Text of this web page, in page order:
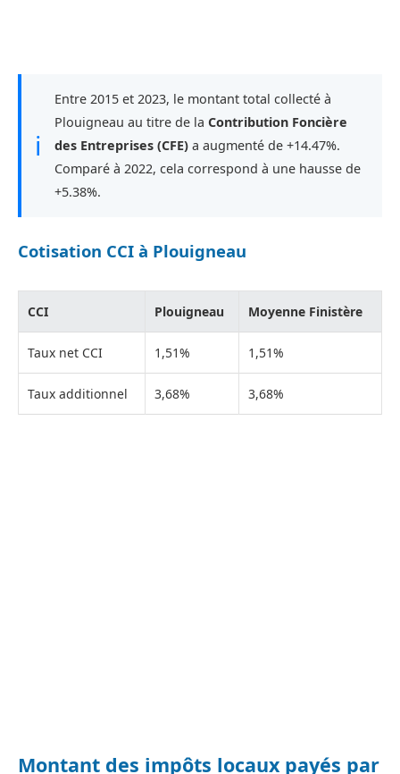
ℹ
Entre 2015 et 2023, le montant total collecté à
Plouigneau au titre de la Contribution Foncière
des Entreprises (CFE) a augmenté de +14.47%.
Comparé à 2022, cela correspond à une hausse de
+5.38%.
Cotisation CCI à Plouigneau
CCI Plouigneau Moyenne Finistère
Taux net CCI 1,51% 1,51%
Taux additionnel 3,68% 3,68%
Montant des impôts locaux payés par